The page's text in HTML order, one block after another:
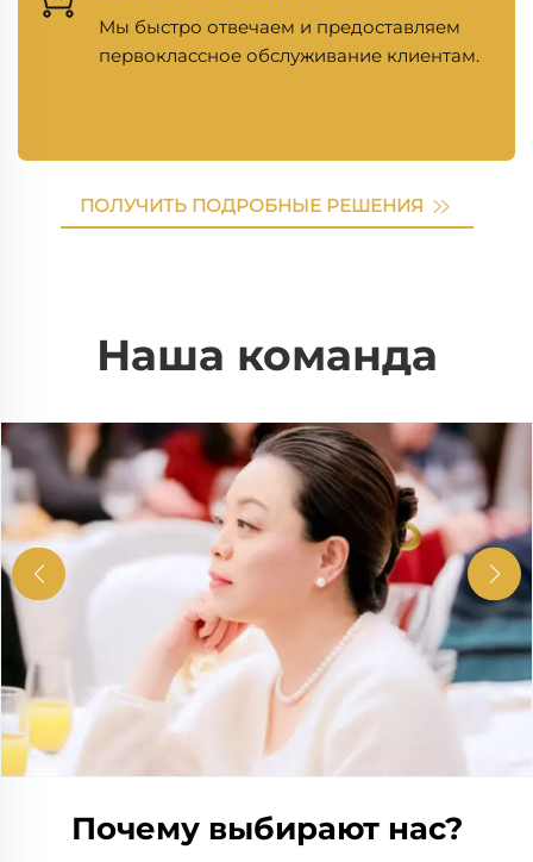
Мы быстро отвечаем и предоставляем
первоклассное обслуживание клиентам.
ПОЛУЧИТЬ ПОДРОБНЫЕ РЕШЕНИЯ
Наша команда
Почему выбирают нас?